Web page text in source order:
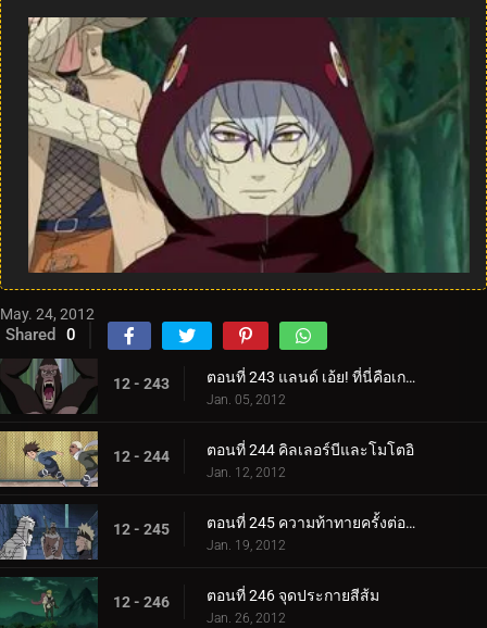
May. 24, 2012
Shared 0
12 - 243 ตอนที่ 243 แลนด์ เอ้ย! ที่นี่คือเกาะสวรรค์ใช่ไหม?
Jan. 05, 2012
12 - 244 ตอนที่ 244 คิลเลอร์บีและโมโตอิ
Jan. 12, 2012
12 - 245 ตอนที่ 245 ความท้าทายครั้งต่อไป! นารูโตะ ปะทะ เก้าหาง!
Jan. 19, 2012
12 - 246 ตอนที่ 246 จุดประกายสีส้ม
Jan. 26, 2012